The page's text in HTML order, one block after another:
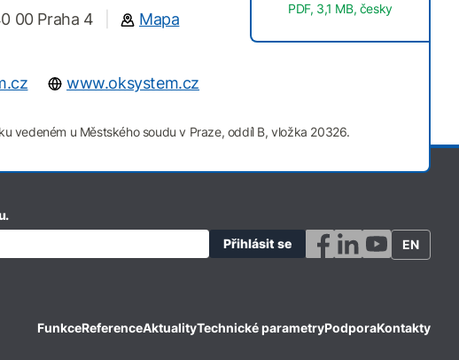
00 Praha 4
Mapa
www.oksystem.cz
PDF, 3,1 MB, česky
vedeném u Městského soudu v Praze, oddíl B, vložka 20326.
EN
FunkceReferenceAktualityTechnické parametryPodporaKontakty